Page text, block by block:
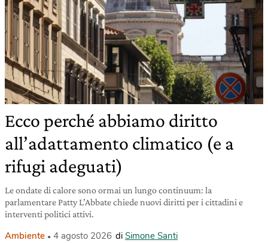
Ecco perché abbiamo diritto
all’adattamento climatico (e a
rifugi adeguati)
Le ondate di calore sono ormai un lungo continuum: la
parlamentare Patty L’Abbate chiede nuovi diritti per i cittadini e
interventi politici attivi.
Ambiente 4 agosto 2026 di Simone Santi